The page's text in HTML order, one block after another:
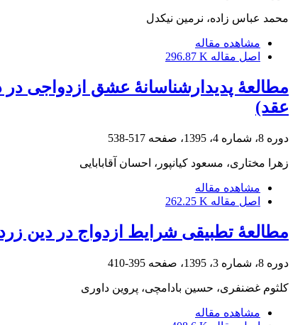
محمد عباس زاده، نرمین نیکدل
مشاهده مقاله
اصل مقاله 296.87 K
مطالعۀ پدیدارشناسانۀ عشق ازدواجی
عقد)
دوره 8، شماره 4، 1395، صفحه 517-538
زهرا مختاری، مسعود کیانپور، احسان آقابابایی
مشاهده مقاله
اصل مقاله 262.25 K
مطالعۀ تطبیقی شرایط ازدواج در دین
دوره 8، شماره 3، 1395، صفحه 395-410
کلثوم غضنفری، حسین بادامچی، پروین داوری
مشاهده مقاله